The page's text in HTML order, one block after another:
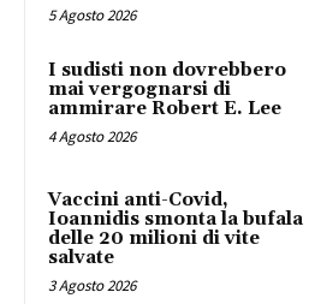
5 Agosto 2026
I sudisti non dovrebbero
mai vergognarsi di
ammirare Robert E. Lee
4 Agosto 2026
Vaccini anti-Covid,
Ioannidis smonta la bufala
delle 20 milioni di vite
salvate
3 Agosto 2026